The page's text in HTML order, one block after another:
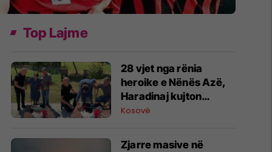
Top Lajme
28 vjet nga rënia
heroike e Nënës Azë,
Haradinaj kujton
sakrificën e saj
Kosovë
Zjarre masive në